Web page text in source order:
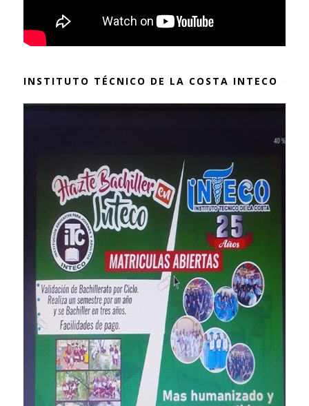
INSTITUTO TÉCNICO DE LA COSTA INTECO